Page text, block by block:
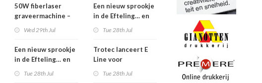
50W fiberlaser
graveermachine –
Wed 29th Jul
Een nieuw sprookje
in de Efteling… en
Tue 28th Jul
Een nieuw sprookje
in de Efteling… en
Tue 28th Jul
Trotec lanceert E
Line voor
Tue 28th Jul